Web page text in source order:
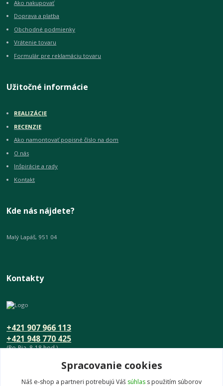
Ako nakupovať
Doprava a platba
Obchodné podmienky
Vrátenie tovaru
Formulár pre reklamáciu tovaru
Užitočné informácie
REALIZÁCIE
RECENZIE
Ako namontovať popisné číslo na dom
O nás
Inšpirácie a rady
Kontakt
Kde nás nájdete?
Malý Lapáš, 951 04
Kontakty
+421 948 770 425
+421 907 966 113
(Po-Pia, 8-18 hod.)
info@umeniedomova.skSpracovanie cookies
Náš e-shop a partneri potrebujú Váš súhlas s použitím súborov